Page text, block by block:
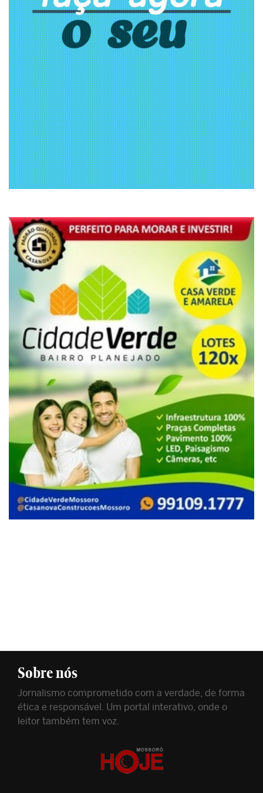
Sobre nós
Jornalismo comprometido com a verdade, de forma
ética e responsável. Um portal interativo, onde o
leitor também tem voz.